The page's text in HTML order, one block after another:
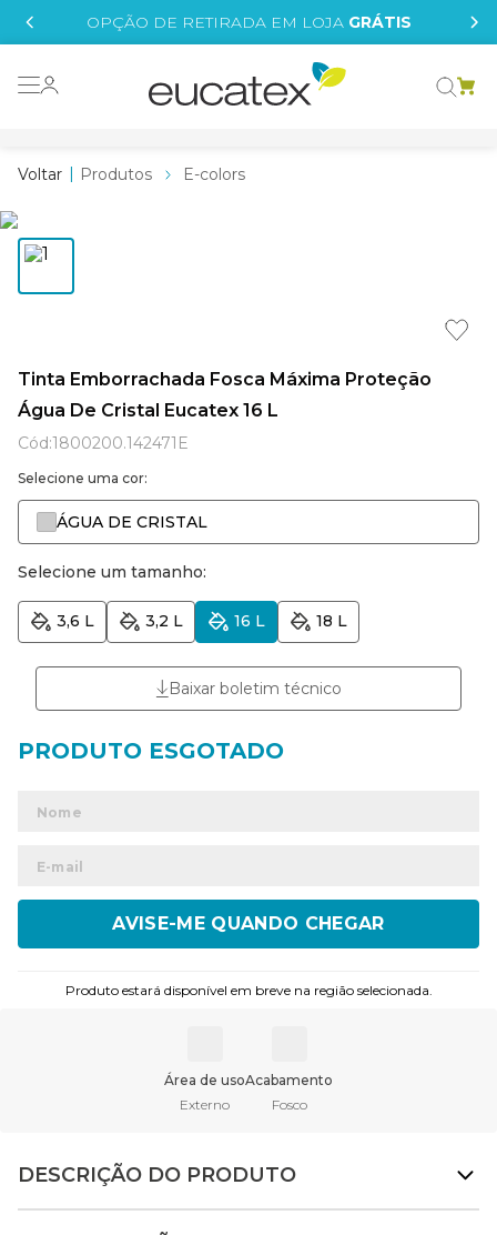
OPÇÃO DE RETIRADA EM LOJA GRÁTIS
Produtos E-colors
Tinta Emborrachada Fosca Máxima Proteção
Água De Cristal Eucatex 16 L
Cód:1800200.142471E
Selecione uma cor:
ÁGUA DE CRISTAL
Selecione um tamanho:
3,6 L 3,2 L 16 L 18 L
Baixar boletim técnico
ENVIAR
Produto estará disponível em breve na região selecionada.
Área de uso
Externo
Acabamento
Fosco
DESCRIÇÃO DO PRODUTO
tinta
tinta